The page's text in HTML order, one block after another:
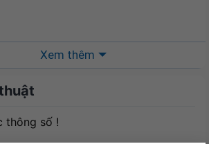
thích và tuổi thọ cao
Xem thêm
thông số !